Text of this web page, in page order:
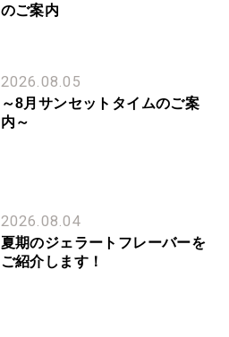
のご案内
2026.08.05
～8月サンセットタイムのご案
内～
2026.08.04
夏期のジェラートフレーバーを
ご紹介します！